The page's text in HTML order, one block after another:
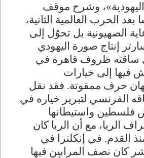
وشرح موقف
بعد الحرب العالمية الثانية،
الصهيونية بل تحوّل إلى
إنتاج صورة اليهودي
ساقته ظروف قاهرة في
فيها إلى خيارات
حرف ممقوتة. فقد نقل
الفرنسي لتبرير خياره في
فلسطين واستيطانها
الربا، مع أن الربا كان
القدم. في إنكلترا في
كان نصف المرابين فيها